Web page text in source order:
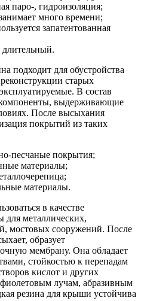
паро-, гидроизоляция;
много времени;
запатентованная
подходит для обустройства
старых
В состав
компоненты, выдерживающие
После высыхания
покрытий из таких
песчаные покрытия;
материалы;
материалы.
в качестве
металлических,
мостовых сооружений. После
образует
мембрану. Она обладает
стойкостью к перепадам
кислот и других
лучам, абразивным
резина для крыши устойчива